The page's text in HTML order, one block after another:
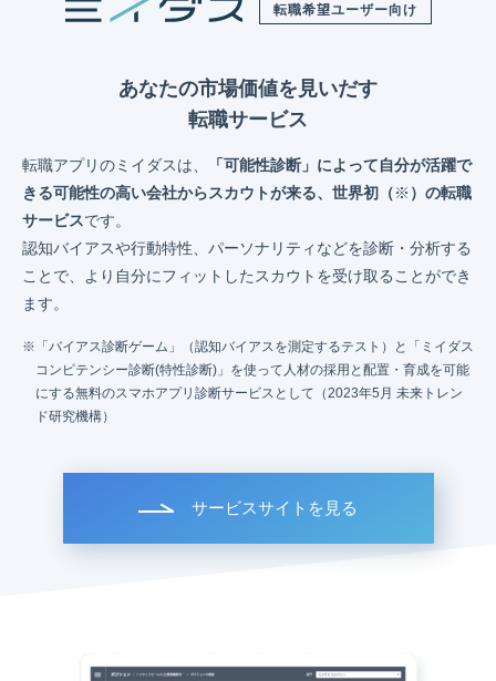
転職希望ユーザー向け
あなたの市場価値を見いだす
転職サービス
転職アプリのミイダスは、
「可能性診断」によって自分が活躍で
きる可能性の高い会社からスカウトが来る、世界初（※ ）の転職
サービスです。
認知バイアスや行動特性、パーソナリティなどを診断・分析する
ことで、より自分にフィットしたスカウトを受け取ることができ
ます。
「バイアス診断ゲーム」（認知バイアスを測定するテスト）と「ミイダス
コンピテンシー診断(特性診断)」を使って人材の採用と配置・育成を可能
にする無料のスマホアプリ診断サービスとして（2023年5月 未来トレン
ド研究機構）
サービスサイトを見る